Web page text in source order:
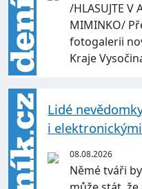
/HLASUJTE V
MIMINKO/
fotogalerii
Kraje
Lidé
i
08.08.2026
Němé tváři